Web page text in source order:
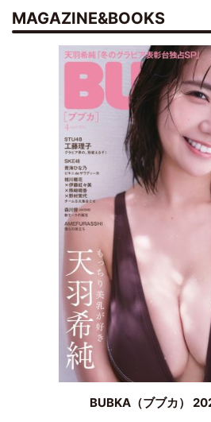
MAGAZINE&BOOKS
BUBKA（ブブカ）